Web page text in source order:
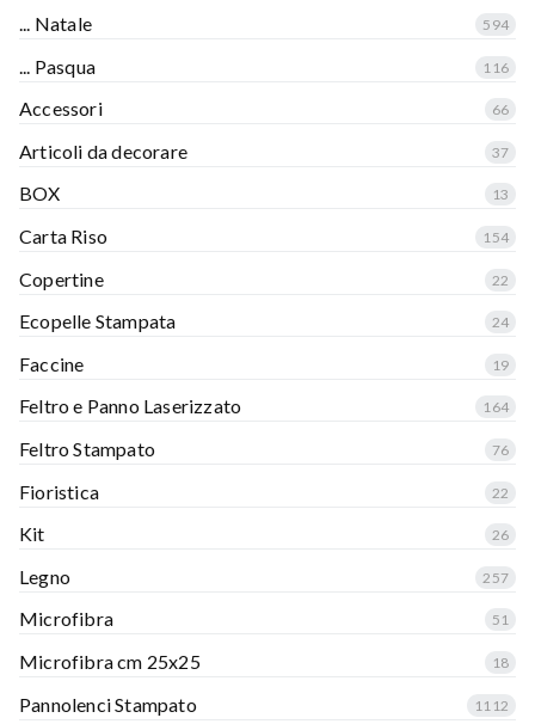
... Natale 594
... Pasqua 116
Accessori 66
Articoli da decorare 37
BOX 13
Carta Riso 154
Copertine 22
Ecopelle Stampata 24
Faccine 19
Feltro e Panno Laserizzato 164
Feltro Stampato 76
Fioristica 22
Kit 26
Legno 257
Microfibra 51
Microfibra cm 25x25 18
Pannolenci Stampato 1112